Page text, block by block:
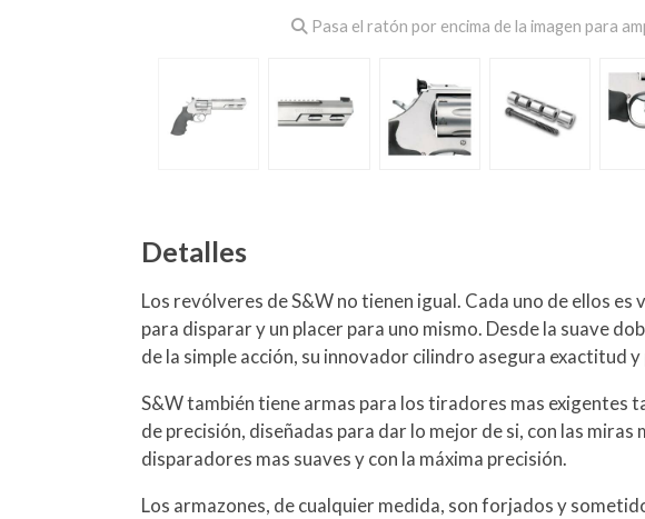
Pasa el ratón por encima de la imagen para
Detalles
Los revólveres de S&W no tienen igual. Cada uno de ellos es
para disparar y un placer para uno mismo. Desde la suave
de la simple acción, su innovador cilindro asegura exactitud
S&W también tiene armas para los tiradores mas exigentes
de precisión, diseñadas para dar lo mejor de si, con las miras
disparadores mas suaves y con la máxima precisión.
Los armazones, de cualquier medida, son forjados y